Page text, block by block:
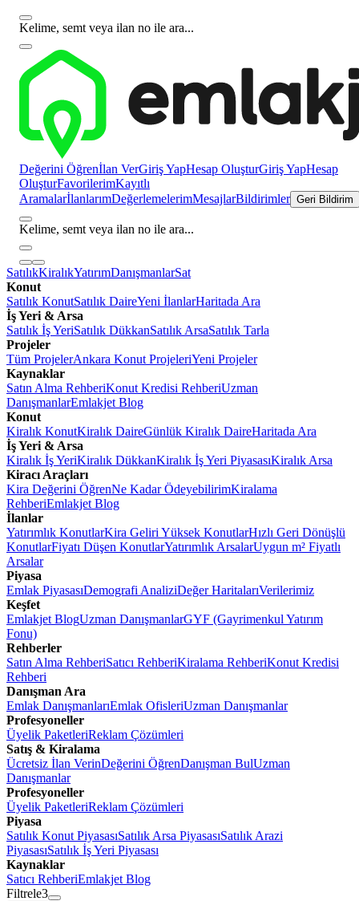
Kelime, semt veya ilan no ile ara...
Değerini Öğrenİlan VerGiriş YapHesap OluşturGiriş YapHesap
OluşturFavorilerimKayıtlı
AramalarİlanlarımDeğerlemelerimMesajlarBildirimler Geri Bildirim
Kelime, semt veya ilan no ile ara...
SatılıkKiralıkYatırımDanışmanlarSat
Konut
Satılık KonutSatılık DaireYeni İlanlarHaritada Ara
İş Yeri & Arsa
Satılık İş YeriSatılık DükkanSatılık ArsaSatılık Tarla
Projeler
Tüm ProjelerAnkara Konut ProjeleriYeni Projeler
Kaynaklar
Satın Alma RehberiKonut Kredisi RehberiUzman
DanışmanlarEmlakjet Blog
Konut
Kiralık KonutKiralık DaireGünlük Kiralık DaireHaritada Ara
İş Yeri & Arsa
Kiralık İş YeriKiralık DükkanKiralık İş Yeri PiyasasıKiralık Arsa
Kiracı Araçları
Kira Değerini ÖğrenNe Kadar ÖdeyebilirimKiralama
RehberiEmlakjet Blog
İlanlar
Yatırımlık KonutlarKira Geliri Yüksek KonutlarHızlı Geri Dönüşlü
KonutlarFiyatı Düşen KonutlarYatırımlık ArsalarUygun m² Fiyatlı
Arsalar
Piyasa
Emlak PiyasasıDemografi AnaliziDeğer HaritalarıVerilerimiz
Keşfet
Emlakjet BlogUzman DanışmanlarGYF (Gayrimenkul Yatırım
Fonu)
Rehberler
Satın Alma RehberiSatıcı RehberiKiralama RehberiKonut Kredisi
Rehberi
Danışman Ara
Emlak DanışmanlarıEmlak OfisleriUzman Danışmanlar
Profesyoneller
Üyelik PaketleriReklam Çözümleri
Satış & Kiralama
Ücretsiz İlan VerinDeğerini ÖğrenDanışman BulUzman
Danışmanlar
Profesyoneller
Üyelik PaketleriReklam Çözümleri
Piyasa
Satılık Konut PiyasasıSatılık Arsa PiyasasıSatılık Arazi
PiyasasıSatılık İş Yeri Piyasası
Kaynaklar
Satıcı RehberiEmlakjet Blog
Filtrele3